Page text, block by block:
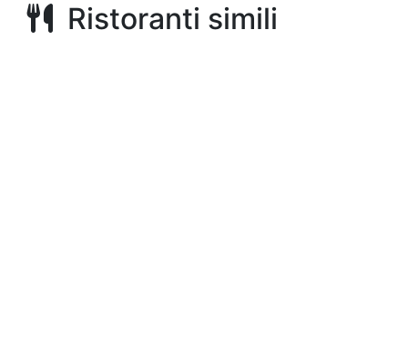
Ristoranti simili